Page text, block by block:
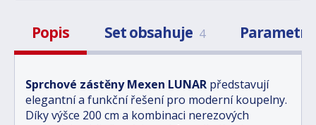
Popis Set obsahuje 4 Parametry
Sprchové zástěny Mexen LUNAR představují
elegantní a funkční řešení pro moderní koupelny.
Díky výšce 200 cm a kombinaci nerezových